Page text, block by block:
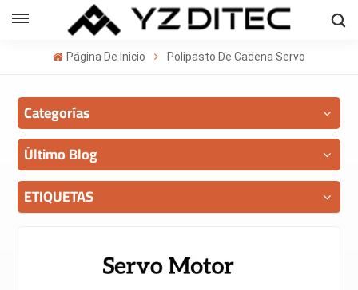
Página De Inicio Polipasto De Cadena Servo
Categorías
Último Blog
ETIQUETAS